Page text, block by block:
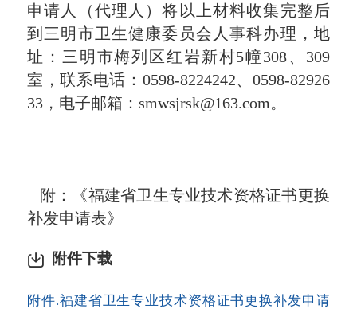
申请人（代理人）将以上材料收集完整后
到三明市卫生健康委员会人事科办理，地
址：三明市梅列区红岩新村5幢308、 309
室，联系电话：0598-8224242、0598-82926
33，电子邮箱：smwsjrsk@163.com。
附：
《福建省卫生专业技术资格证书更换
补发申请表》
附件下载
附件.福建省卫生专业技术资格证书更换补发申请